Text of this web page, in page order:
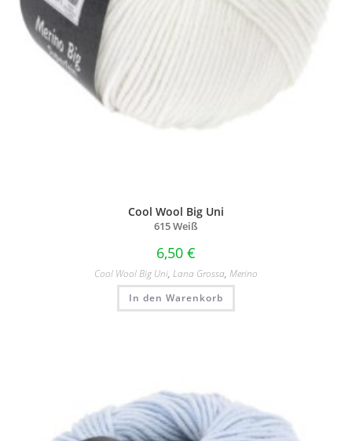
Cool Wool Big Uni
615 Weiß
6,50 €
Cool Wool Big Uni, Lana Grossa, Merino
In den Warenkorb